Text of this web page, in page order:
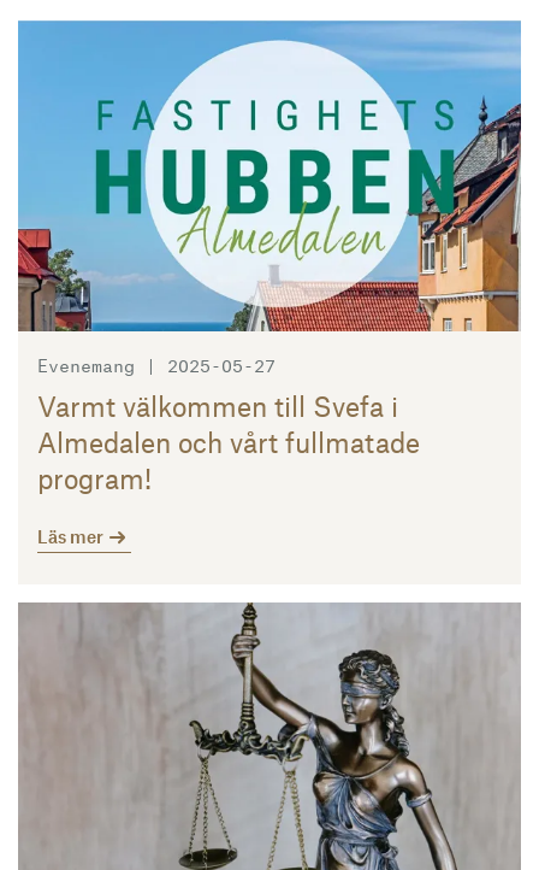
Evenemang | 2025-05-27
Varmt välkommen till Svefa i
Almedalen och vårt fullmatade
program!
Läs mer